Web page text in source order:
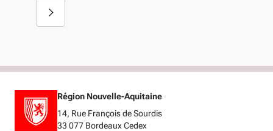
Région Nouvelle-Aquitaine
14, Rue François de Sourdis
33 077 Bordeaux Cedex